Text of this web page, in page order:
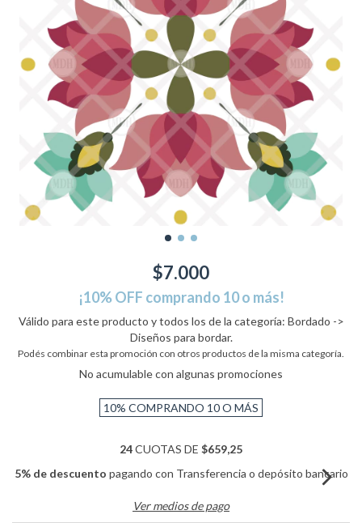
$7.000
¡10% OFF comprando 10 o más!
Válido para este producto y todos los de la categoría: Bordado ->
Diseños para bordar.
Podés combinar esta promoción con otros productos de la misma categoría.
No acumulable con algunas promociones
10% COMPRANDO 10 O MÁS
24CUOTAS DE $659,25
5% de descuento pagando con Transferencia o depósito bancario
Ver medios de pago